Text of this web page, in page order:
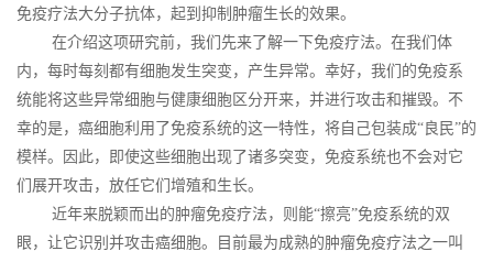
免疫疗法大分子抗体，起到抑制肿瘤生长的效果。
在介绍这项研究前，我们先来了解一下免疫疗法。在我们体
内，每时每刻都有细胞发生突变，产生异常。幸好，我们的免疫系
统能将这些异常细胞与健康细胞区分开来，并进行攻击和摧毁。不
幸的是，癌细胞利用了免疫系统的这一特性，将自己包装成“良民”的
模样。因此，即使这些细胞出现了诸多突变，免疫系统也不会对它
们展开攻击，放任它们增殖和生长。
近年来脱颖而出的肿瘤免疫疗法，则能“擦亮”免疫系统的双
眼，让它识别并攻击癌细胞。目前最为成熟的肿瘤免疫疗法之一叫